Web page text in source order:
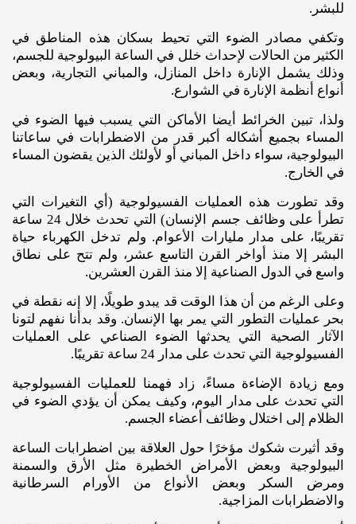
للبشر.
وتكفي مصادر الضوء التي تحيط بسكان هذه المناطق في
الكثير من الحالات لإحداث خلل في الساعة البيولوجية للجسم،
وذلك يشمل الإنارة داخل المنازل، والمباني التجارية، وبعض
أنواع أنظمة الإنارة في الشوارع.
ولذا، تبين الخرائط أيضا الأماكن التي يسبب فيها الضوء في
المساء بجميع أشكاله أكبر قدر من الاضطرابات في ساعاتنا
البيولوجية، سواء داخل المباني أو لأولئك الذين يقضون المساء
في الخارج.
وقد تطورت هذه العمليات الفسيولوجية (أي التغيرات التي
تطرأ على وظائف جسم الإنسان) التي تحدث خلال 24 ساعة
تقريبًا، على مدار مليارات الأعوام. ولم تدخل الكهرباء حياة
البشر إلا منذ أواخر القرن التاسع عشر، ولم تتح على نطاق
واسع في الدول الصناعية إلا منذ القرن العشرين.
وعلى الرغم من أن هذا الوقت قد يبدو طويلًا، إلا إنه نقطة في
بحر عمليات التطور التي يمر بها الإنسان. وقد بدأنا نفهم لتونا
الآثار الصحية التي يحدثها الضوء الصناعي على العمليات
الفسيولوجية التي تحدث على مدار 24 ساعة تقريبًا.
ومع زيادة الإضاءة مساءً، زاد فهمنا للعمليات الفسيولوجية
التي تحدث على مدار اليوم، وكيف يمكن أن يؤدي الضوء في
الظلام إلى اختلال وظائف أعضاء الجسم.
وقد أثيرت شكوك مؤخرًا حول العلاقة بين اضطرابات الساعة
البيولوجية وبعض الأمراض الخطيرة مثل الأرق والسمنة
ومرض السكر وبعض الأنواع من الأورام السرطانية
والاضطرابات المزاجية.